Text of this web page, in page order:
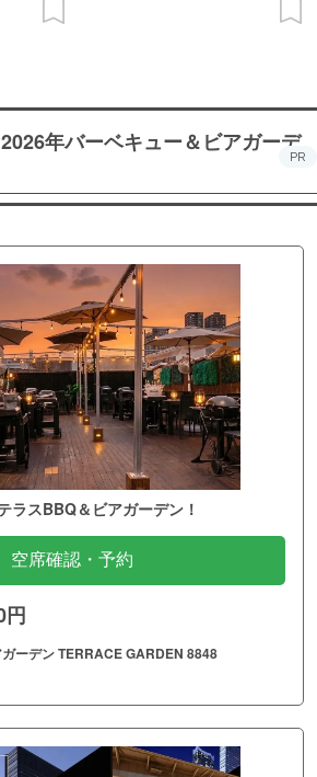
年バーベキュー＆ビアガーデ
PR
ラスBBQ＆ビアガーデン！
空席確認・予約
ーデン TERRACE GARDEN 8848